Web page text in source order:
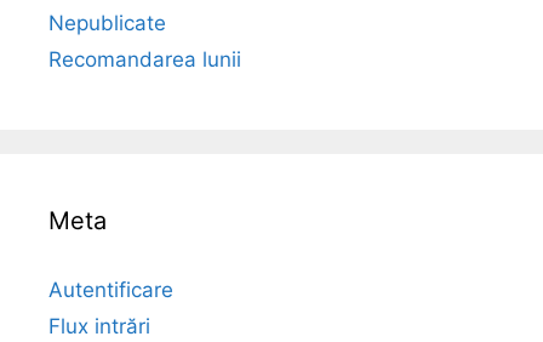
Nepublicate
Recomandarea lunii
Meta
Autentificare
Flux intrări